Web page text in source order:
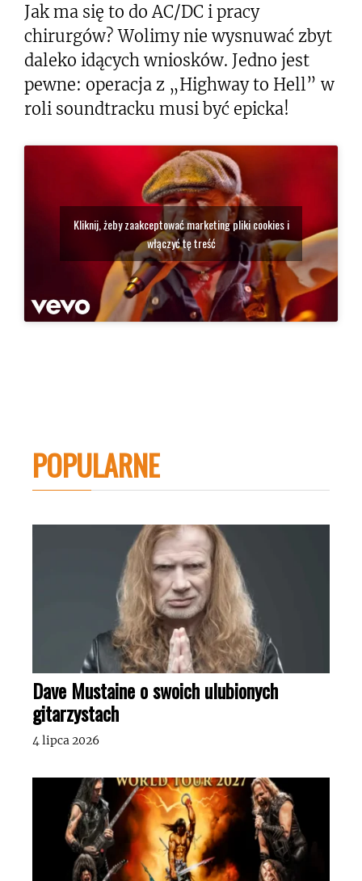
Jak ma się to do AC/DC i pracy
chirurgów? Wolimy nie wysnuwać zbyt
daleko idących wniosków. Jedno jest
pewne: operacja z „Highway to Hell” w
roli soundtracku musi być epicka!
Kliknij, żeby zaakceptować marketing pliki cookies i
włączyć tę treść
POPULARNE
Dave Mustaine o swoich ulubionych
gitarzystach
4 lipca 2026